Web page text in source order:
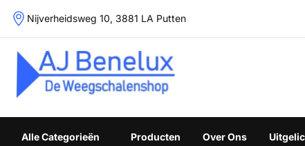
Skip
Nijverheidsweg 10, 3881 LA Putten
Weegschalenshop | Precisieweegschalen & Industriële
Alle Categorieën Producten Over Ons